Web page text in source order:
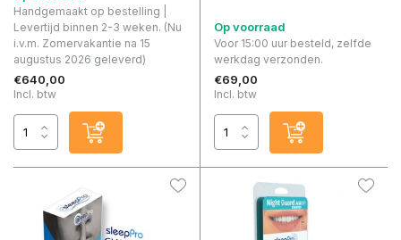
Handgemaakt op bestelling |
Levertijd binnen 2-3 weken. (Nu
i.v.m. Zomervakantie na 15
augustus 2026 geleverd)
€640,00
Incl. btw
Op voorraad
Voor 15:00 uur besteld, zelfde
werkdag verzonden.
€69,00
Incl. btw